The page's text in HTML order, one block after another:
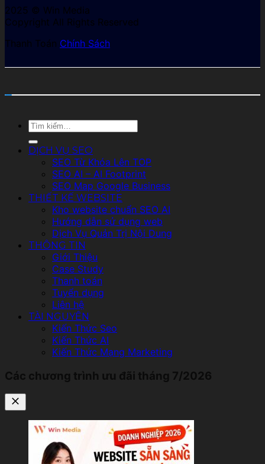
2025 © Win Media
Copyright All Rights Reserved
Thanh Toán Chính Sách
Tìm
kiếm:
DỊCH VỤ SEO
SEO Từ Khóa Lên TOP
SEO AI – AI Footprint
SEO Map Google Business
THIẾT KẾ WEBSITE
Kho website chuẩn SEO AI
Hướng dẫn sử dụng web
Dịch Vụ Quản Trị Nội Dung
THÔNG TIN
Giới Thiệu
Case Study
Thanh toán
Tuyển dụng
Liên hệ
TÀI NGUYÊN
Kiến Thức Seo
Kiến Thức AI
Kiến Thức Mạng Marketing
Các chương trình ưu đãi tháng 7/2026